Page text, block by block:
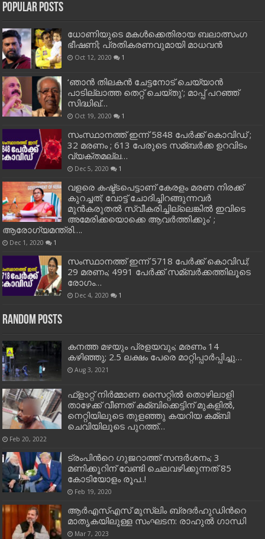
Popular Posts
ധോണിയുടെ മകള്‍ക്കെതിരായ ബലാത്സംഗ
ഭീഷണി; പ്രതികരണവുമായി മാധവന്‍
Oct 12, 2020 1
‘ഞാന്‍ തിലകന്‍ ചേട്ടനോട് ചെയ്യാന്‍
പാടില്ലാത്ത തെറ്റ് ചെയ്തു’; മാപ്പ് പറഞ്ഞ്
സിദ്ധിഖ്…
Oct 19, 2020 1
സംസ്ഥാനത്ത് ഇന്ന് 5848 പേര്‍ക്ക് കൊവി‌ഡ് ;
32 മരണം ; 613 പേരുടെ സമ്ബര്‍ക്ക ഉറവിടം
വ്യക്തമല്ല…
Dec 5, 2020 1
വളരെ കഷ്ട്ടപെട്ടാണ് കേരളം മരണ നിരക്ക്
കുറച്ചത്; വോട്ട് ചോദിച്ചിറങ്ങുന്നവർ
മുൻകരുതൽ സ്വീകരിച്ചില്ലെങ്കിൽ ഇവിടെ
അമേരിക്കയൊക്കെ ആവർത്തിക്കും’ ;
ആരോഗ്യമന്ത്രി….
Dec 1, 2020 1
സംസ്ഥാനത്ത് ഇന്ന് 5718 പേര്‍ക്ക് കൊവിഡ്;
29 മരണം; 4991 പേര്‍ക്ക് സമ്ബര്‍ക്കത്തിലൂടെ
രോഗം…
Dec 4, 2020 1
Random Posts
കനത്ത മഴയും പ്രളയവും; മരണം 14
കഴിഞ്ഞു; 2.5 ലക്ഷം പേരെ മാറ്റിപ്പാര്‍പ്പിച്ചു…
Aug 3, 2021
ഫ്ളാറ്റ് നിര്‍മ്മാണ സൈറ്റില്‍ തൊഴിലാളി
താഴേക്ക് വീണത് കമ്ബിക്കെട്ടിന്‌ മുകളില്‍,​​
നെറ്റിയിലൂടെ തുളഞ്ഞു കയറിയ കമ്ബി
ചെവിയിലൂടെ പുറത്ത്…
Feb 20, 2022
ട്രംപിന്‍റെ ഗുജറാത്ത് സന്ദര്‍ശനം; 3
മണിക്കൂറിന് വേണ്ടി ചെലവഴിക്കുന്നത് 85
കോടിയോളം രൂപ..!
Feb 19, 2020
ആർഎസ്എസ് മുസ്ലിം ബ്രദർഹുഡിന്‍റെ
മാതൃകയിലുള്ള സംഘടന: രാഹുൽ ഗാന്ധി
Mar 7, 2023